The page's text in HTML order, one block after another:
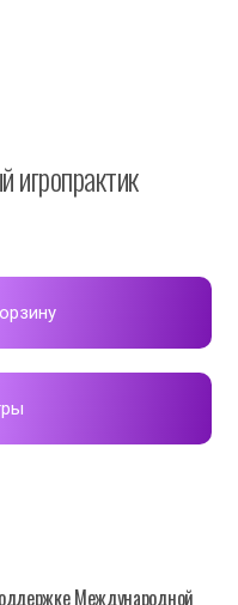
Международной